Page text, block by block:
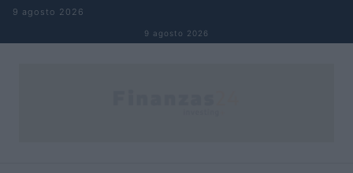
Saltar al contenido
9 agosto 2026
9 agosto 2026